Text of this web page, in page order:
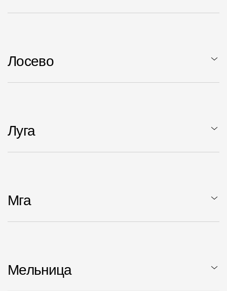
Лосево
Луга
Мга
Мельница